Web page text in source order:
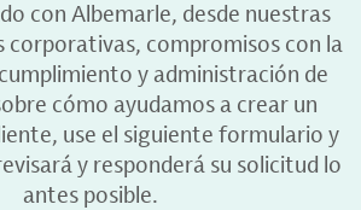
con Albemarle, desde nuestras
compromisos con la
y administración de
cómo ayudamos a crear un
use el siguiente formulario y
y responderá su solicitud lo
antes posible.